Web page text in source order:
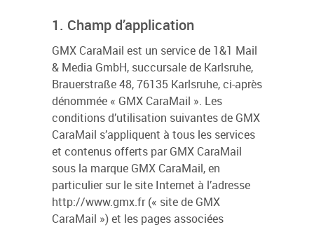
1. Champ d’application
GMX CaraMail est un service de 1&1 Mail
& Media GmbH, succursale de Karlsruhe,
Brauerstraße 48, 76135 Karlsruhe, ci-après
dénommée « GMX CaraMail ». Les
conditions d’utilisation suivantes de GMX
CaraMail s’appliquent à tous les services
et contenus offerts par GMX CaraMail
sous la marque GMX CaraMail, en
particulier sur le site Internet à l’adresse
http://www.gmx.fr (« site de GMX
CaraMail ») et les pages associées